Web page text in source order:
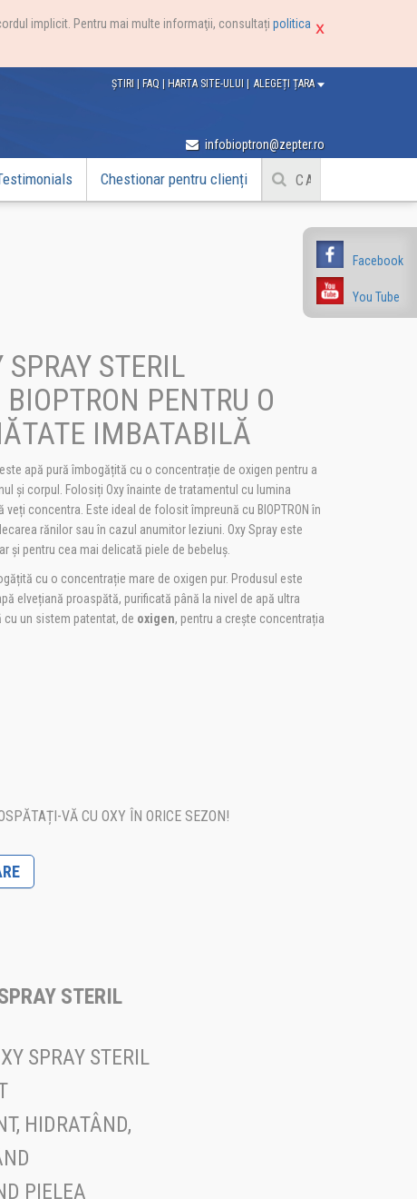
implicit. Pentru mai multe informaţii, consultați politica
Facebook
You Tube
ALEGEȚI ȚARA
ȘTIRI | FAQ | HARTA SITE-ULUI |
infobioptron@zepter.ro
Chestionar pentru clienți
STERIL
PENTRU O
IMBATABILĂ
apă pură îmbogățită cu o concentrație de oxigen pentru a
și corpul. Folosiți Oxy înainte de tratamentul cu lumina
veți concentra. Este ideal de folosit împreună cu BIOPTRON în
rănilor sau în cazul anumitor leziuni. Oxy Spray este
și pentru cea mai delicată piele de bebeluș.
cu o concentrație mare de oxigen pur. Produsul este
elvețiană proaspătă, purificată până la nivel de apă ultra
un sistem patentat, de oxigen, pentru a crește concentrația
VĂ CU OXY ÎN ORICE SEZON!
STERIL
SPRAY STERIL
HIDRATÂND,
PIELEA